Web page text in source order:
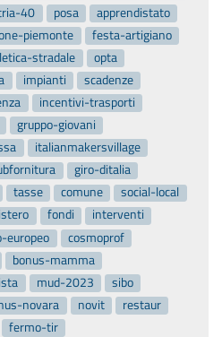
40 posa
apprendistato
piemonte
festa-artigiano
stradale
opta
impianti
scadenze
incentivi-trasporti
gruppo-giovani
italianmakersvillage
giro-ditalia
tasse comune
social-local
fondi
interventi
europeo
cosmoprof
bonus-mamma
mud-2023
sibo
novara novit
restaur
fermo-tir